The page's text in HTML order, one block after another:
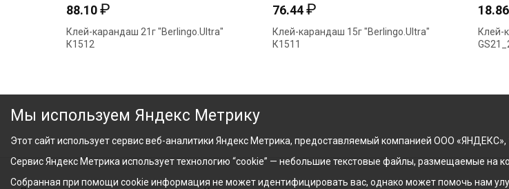
88.10₽
Клей-карандаш 21г "Berlingo.Ultra"
К1512
76.44₽
Клей-карандаш 15г "Berlingo.Ultra"
К1511
18.86
Клей-
Мы используем Яндекс Метрику
Этот сайт использует сервис веб-аналитики Яндекс Метрика, предоставляемый компанией ООО «ЯНДЕКС»,
Сервис Яндекс Метрика использует технологию “cookie” — небольшие текстовые файлы, размещаемые на
Собранная при помощи cookie информация не может идентифицировать вас, однако может помочь нам